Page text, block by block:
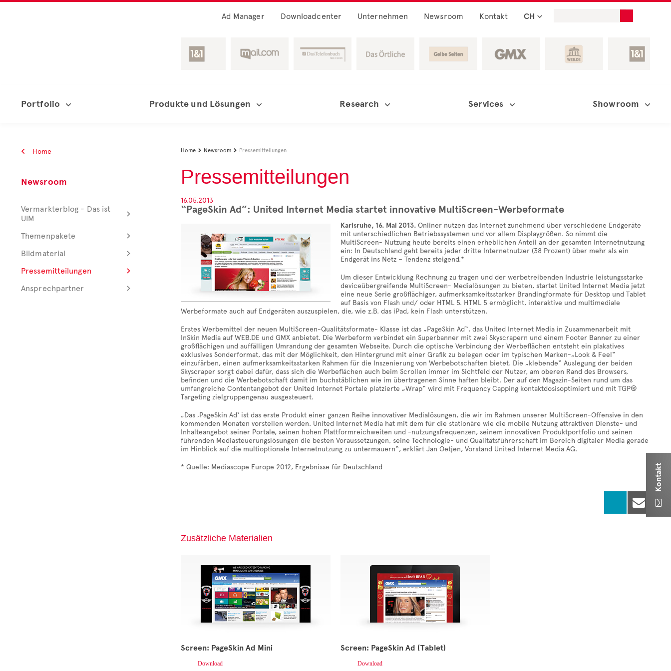
Ad Manager Downloadcenter Unternehmen Newsroom Kontakt CH
Portfolio Produkte und Lösungen Research Services Showroom
Home
Newsroom
Vermarkterblog - Das ist
UIM
Themenpakete
Bildmaterial
Pressemitteilungen
Ansprechpartner
Home  Newsroom  Pressemitteilungen
Pressemitteilungen
16.05.2013
“PageSkin Ad”: United Internet Media startet innovative MultiScreen-Werbeformate
Karlsruhe, 16. Mai 2013. Onliner nutzen das Internet zunehmend über verschiedene Endgeräte
mit unterschiedlichen Betriebssystemen und vor allem Displaygrößen. So nimmt die
MultiScreen- Nutzung heute bereits einen erheblichen Anteil an der gesamten Internetnutzung
ein: In Deutschland geht bereits jeder dritte Internetnutzer (38 Prozent) über mehr als ein
Endgerät ins Netz – Tendenz steigend.*
Um dieser Entwicklung Rechnung zu tragen und der werbetreibenden Industrie leistungsstarke
deviceübergreifende MultiScreen- Medialösungen zu bieten, startet United Internet Media jetzt
eine neue Serie großflächiger, aufmerksamkeitsstarker Brandingformate für Desktop und Tablet
auf Basis von Flash und/ oder HTML 5. HTML 5 ermöglicht, interaktive und multimediale
Werbeformate auch auf Endgeräten auszuspielen, die, wie z.B. das iPad, kein Flash unterstützen.
Erstes Werbemittel der neuen MultiScreen-Qualitätsformate- Klasse ist das „PageSkin Ad“, das United Internet Media in Zusammenarbeit mit
InSkin Media auf WEB.DE und GMX anbietet. Die Werbeform verbindet ein Superbanner mit zwei Skyscrapern und einem Footer Banner zu einer
großflächigen und auffälligen Umrandung der gesamten Webseite. Durch die optische Verbindung der Werbeflächen entsteht ein plakatives
exklusives Sonderformat, das mit der Möglichkeit, den Hintergrund mit einer Grafik zu belegen oder im typischen Marken-„Look & Feel“
einzufärben, einen aufmerksamkeitsstarken Rahmen für die Inszenierung von Werbebotschaften bietet. Die „klebende“ Auslegung der beiden
Skyscraper sorgt dabei dafür, dass sich die Werbeflächen auch beim Scrollen immer im Sichtfeld der Nutzer, am oberen Rand des Browsers,
befinden und die Werbebotschaft damit im buchstäblichen wie im übertragenen Sinne haften bleibt. Der auf den Magazin-Seiten rund um das
umfangreiche Contentangebot der United Internet Portale platzierte „Wrap“ wird mit Frequency Capping kontaktdosisoptimiert und mit TGP®
Targeting zielgruppengenau ausgesteuert.
„Das ‚PageSkin Ad‘ ist das erste Produkt einer ganzen Reihe innovativer Medialösungen, die wir im Rahmen unserer MultiScreen-Offensive in den
kommenden Monaten vorstellen werden. United Internet Media hat mit dem für die stationäre wie die mobile Nutzung attraktiven Dienste- und
Inhalteangebot seiner Portale, seinen hohen Plattformreichweiten und -nutzungsfrequenzen, seinem innovativen Produktportfolio und seinen
führenden Mediasteuerungslösungen die besten Voraussetzungen, seine Technologie- und Qualitätsführerschaft im Bereich digitaler Media gerade
im Hinblick auf die multioptionale Internetnutzung zu untermauern“, erklärt Jan Oetjen, Vorstand United Internet Media AG.
* Quelle: Mediascope Europe 2012, Ergebnisse für Deutschland

Zusätzliche Materialien
Screen: PageSkin Ad Mini
Download
Screen: PageSkin Ad (Tablet)
Download

Kontakt